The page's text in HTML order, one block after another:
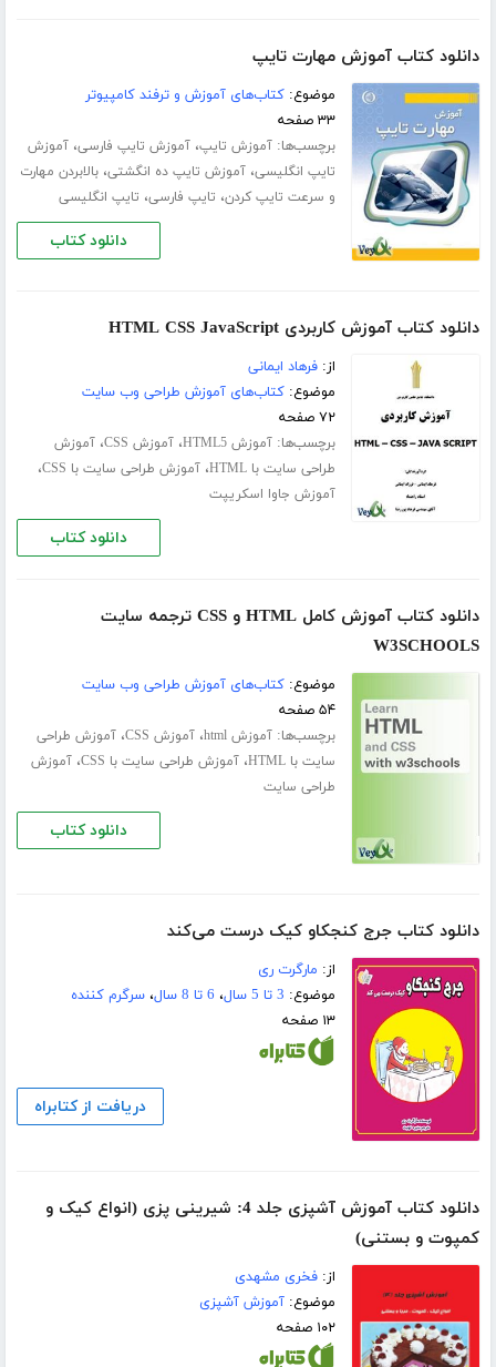
دانلود کتاب آموزش مهارت تایپ
موضوع:کتاب‌های آموزش و ترفند کامپیوتر
۳۳ صفحه
برچسب‌ها:آموزش تایپ،آموزش تایپ فارسی،آموزش
تایپ انگلیسی،آموزش تایپ ده انگشتی،بالابردن مهارت
و سرعت تایپ کردن، تایپ فارسی، تایپ انگلیسی
دانلود کتاب
دانلود کتاب آموزش کاربردی HTML CSS JavaScript
از:فرهاد ایمانی
موضوع:کتاب‌های آموزش طراحی وب سایت
۷۲ صفحه
برچسب‌ها:آموزش HTML5 ،آموزش CSS ،آموزش
طراحی سایت با HTML
،آموزش طراحی سایت با CSS ،
آموزش جاوا اسکریپت
دانلود کتاب
دانلود کتاب آموزش کامل HTML و CSS ترجمه سایت
W3SCHOOLS
موضوع:کتاب‌های آموزش طراحی وب سایت
۵۴ صفحه
برچسب‌ها:آموزش html ،آموزش CSS ،آموزش طراحی
سایت با HTML
،آموزش طراحی سایت با CSS ،آموزش
طراحی سایت
دانلود کتاب
دانلود کتاب جرج کنجکاو کیک درست می‌کند
از: مارگرت ری
موضوع: 3 تا 5 سال ، 6 تا 8 سال ،سرگرم کننده
۱۳ صفحه
دریافت از کتابراه
دانلود کتاب آموزش آشپزی جلد 4: شیرینی پزی (انواع کیک و
کمپوت و بستنی)
از:فخری مشهدی
موضوع:آموزش آشپزی
۱۰۲ صفحه